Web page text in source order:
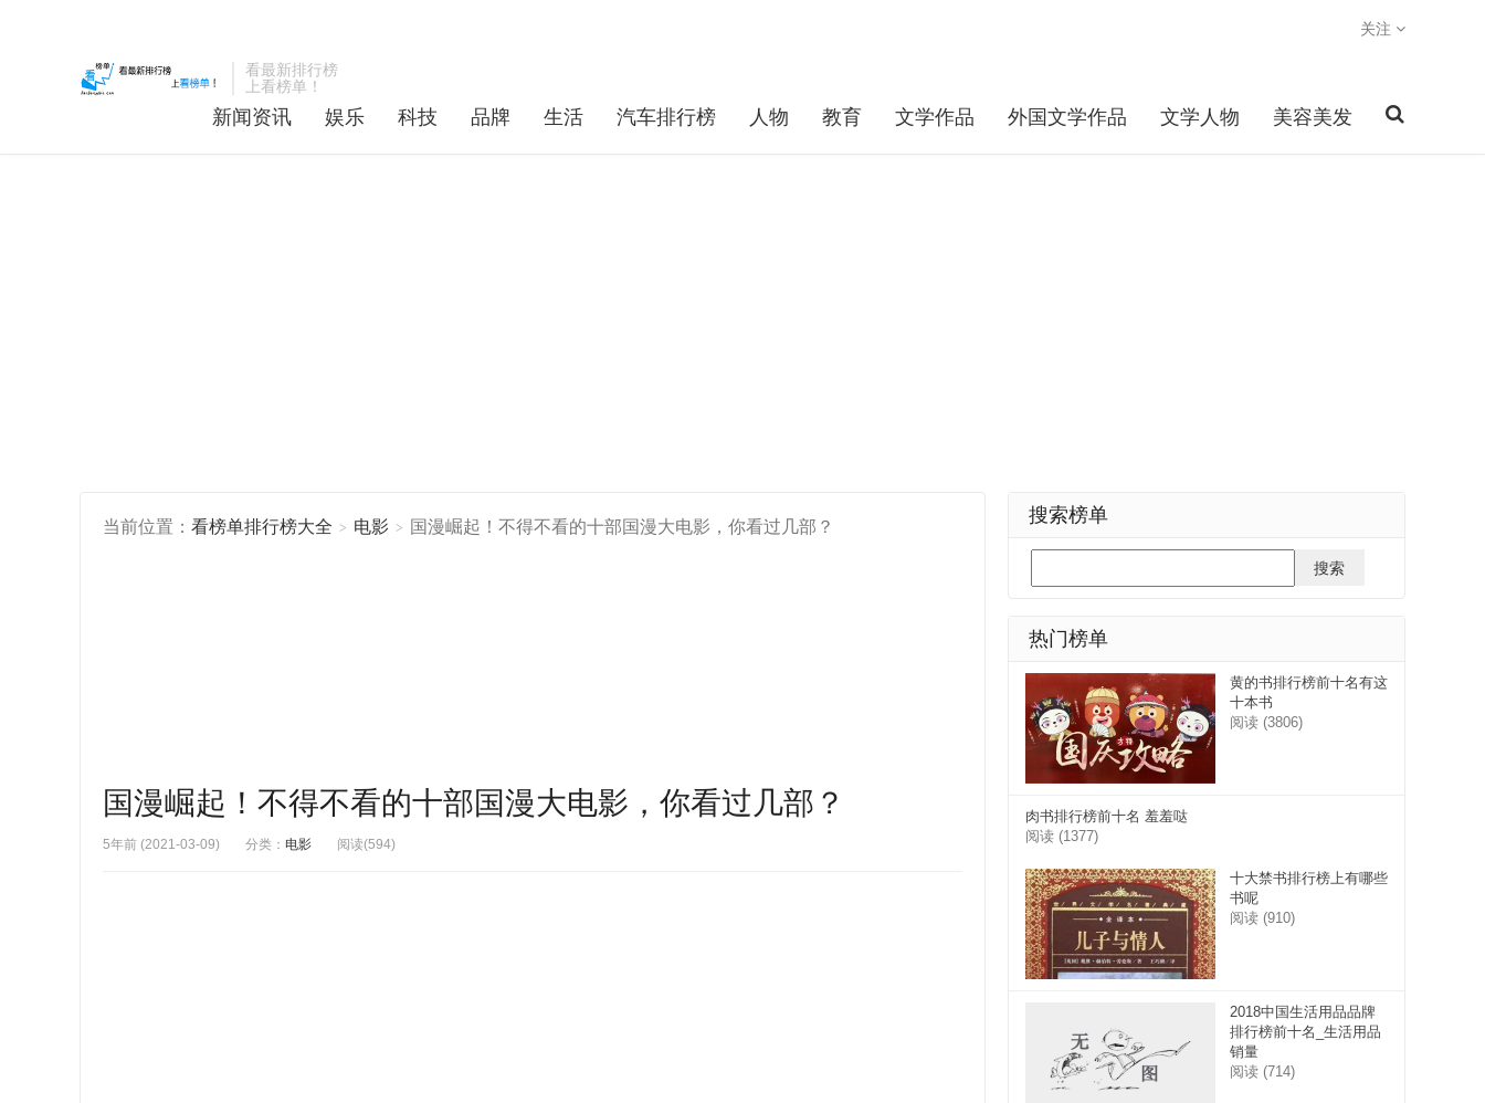
看最新排行榜
上看榜单！
新闻资讯 娱乐 科技 品牌 生活 汽车排行榜 人物 教育 文学作品 外国文学作品 文学人物 美容美发
关注
当前位置： 看榜单排行榜大全 > 电影 > 国漫崛起！不得不看的十部国漫大电影，你看过几部？
国漫崛起！不得不看的十部国漫大电影，你看过几部？
5年前 (2021-03-09) 分类： 电影 阅读(594)
搜索榜单
热门榜单
黄的书排行榜前十名有这
十本书
阅读 (3806)
肉书排行榜前十名 羞羞哒
阅读 (1377)
十大禁书排行榜上有哪些
书呢
阅读 (910)
2018中国生活用品品牌
排行榜前十名_生活用品
销量
阅读 (714)